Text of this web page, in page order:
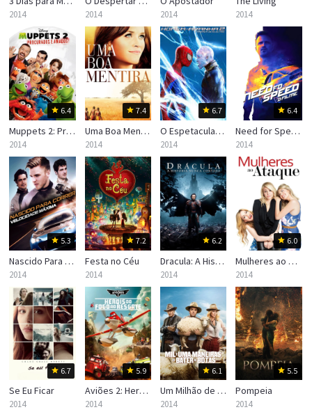
2014 2014 2014 2014
6.4
Muppets 2: Procurados e Amados
2014
7.4
Uma Boa Mentira
2014
6.7
O Espetacular Homem-Aranha 2: A Ameaça de Electro
2014
6.4
Need for Speed: O Filme
2014
5.3
Nascido Para Correr 2: Velocidade Máxima
2014
7.2
Festa no Céu
2014
6.2
Dracula: A História Nunca Contada
2014
6.0
Mulheres ao Ataque
2014
6.7
Se Eu Ficar
2014
5.9
Aviões 2: Heróis do Fogo ao Resgate
2014
6.1
Um Milhão de Maneiras de Pegar na Pistola
2014
5.5
Pompeia
2014